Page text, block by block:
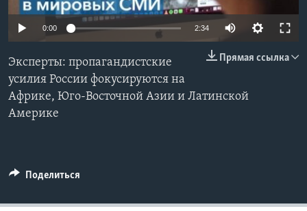
Learning English
СОЦИАЛЬНЫЕ СЕТИ
0:00 2:34
Прямая ссылка
Эксперты: пропагандистские
усилия России фокусируются на
Африке, Юго-Восточной Азии и Латинской
Америке
Поделиться